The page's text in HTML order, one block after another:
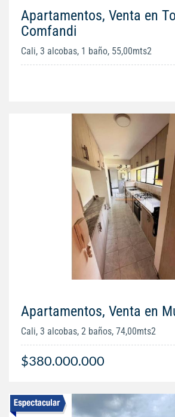
Apartamentos, Venta en
Comfandi
Cali, 3 alcobas, 1 baño, 55,00mts2
Apartamentos, Venta en
Cali, 3 alcobas, 2 baños, 74,00mts2
$380.000.000